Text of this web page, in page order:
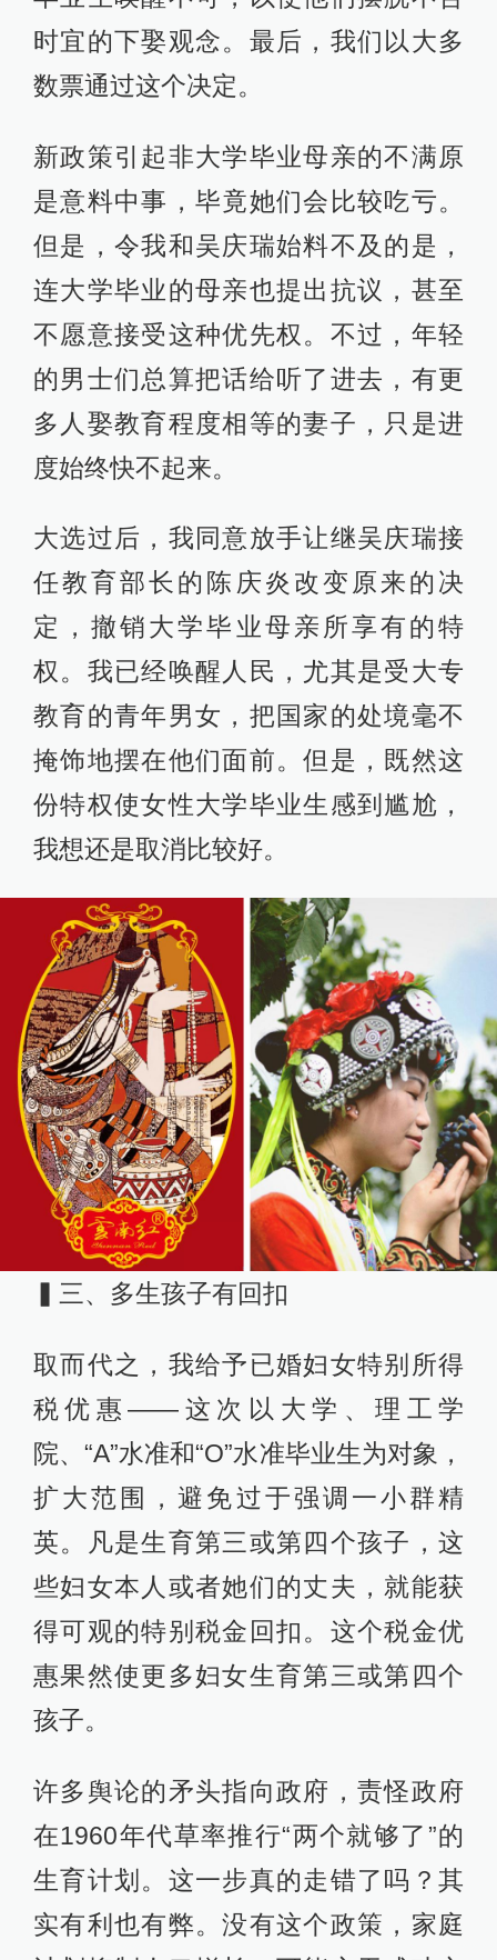
时宜的下娶观念。最后，我们以大多
数票通过这个决定。
新政策引起非大学毕业母亲的不满原
是意料中事，毕竟她们会比较吃亏。
但是，令我和吴庆瑞始料不及的是，
连大学毕业的母亲也提出抗议，甚至
不愿意接受这种优先权。不过，年轻
的男士们总算把话给听了进去，有更
多人娶教育程度相等的妻子，只是进
度始终快不起来。
大选过后，我同意放手让继吴庆瑞接
任教育部长的陈庆炎改变原来的决
定，撤销大学毕业母亲所享有的特
权。我已经唤醒人民，尤其是受大专
教育的青年男女，把国家的处境毫不
掩饰地摆在他们面前。但是，既然这
份特权使女性大学毕业生感到尴尬，
我想还是取消比较好。
▍三、多生孩子有回扣
取而代之，我给予已婚妇女特别所得
税优惠——这次以大学、理工学
院、“A”水准和“O”水准毕业生为对象，
扩大范围，避免过于强调一小群精
英。凡是生育第三或第四个孩子，这
些妇女本人或者她们的丈夫，就能获
得可观的特别税金回扣。这个税金优
惠果然使更多妇女生育第三或第四个
孩子。
许多舆论的矛头指向政府，责怪政府
在1960年代草率推行“两个就够了”的
生育计划。这一步真的走错了吗？其
实有利也有弊。没有这个政策，家庭